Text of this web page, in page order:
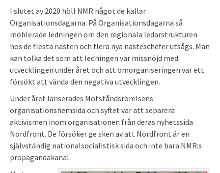
I slutet av 2020 höll NMR något de kallar
Organisationsdagarna. På Organisationsdagarna så
möblerade ledningen om den regionala ledarstrukturen
hos de flesta nästen och flera nya nästeschefer utsågs. Man
kan tolka det som att ledningen var missnöjd med
utvecklingen under året och att omorganiseringen var ett
försökt att vända den negativa utvecklingen.
Under året lanserades Motståndsrörelsens
organisationshemsida och syftet var att separera
aktivismen inom organisationen från deras nyhetssida
Nordfront. De försöker ge sken av att Nordfront är en
självständig nationalsocialistisk sida och inte bara NMR:s
propagandakanal.